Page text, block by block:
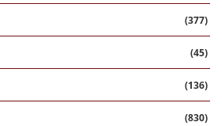
(377)
(45)
(136)
(830)